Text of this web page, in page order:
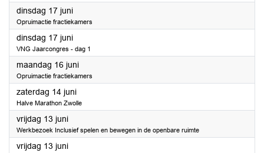
dinsdag 17 juni2025
Opruimactie fractiekamers
dinsdag 17 juni2025
VNG Jaarcongres - dag 1
maandag 16 juni2025
Opruimactie fractiekamers
zaterdag 14 juni2025
Halve Marathon Zwolle
vrijdag 13 juni2025
Werkbezoek Inclusief spelen en bewegen in de openbare ruimte
vrijdag 13 juni2025